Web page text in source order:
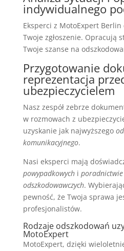
indywidualnego
Eksperci z MotoExpert
Twoje zgłoszenie. Opracują
Twoje szanse na
Przygotowanie
reprezentacja
ubezpieczycielem
Nasz zespół zebrze
w rozmowach z
uzyskanie jak najwyższego
komunikacyjnego.
Nasi eksperci mają
powypadkowychi
odszkodowawczych.
pewność, że Twoja sprawa
profesjonalistów.
Rodzaje odszkodowań
MotoExpert
MotoExpert, dzięki